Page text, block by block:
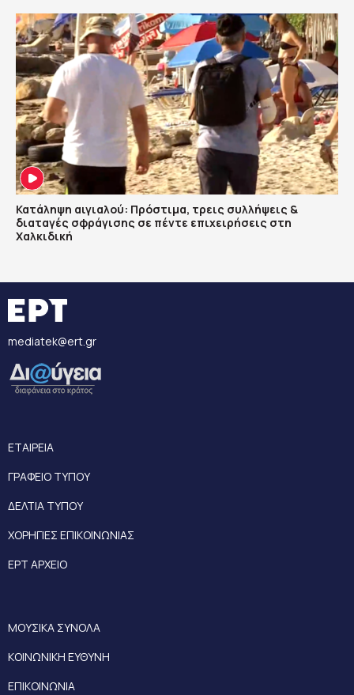
Κατάληψη αιγιαλού: Πρόστιμα, τρεις συλλήψεις &
διαταγές σφράγισης σε πέντε επιχειρήσεις στη
Χαλκιδική
mediatek@ert.gr
ΕΤΑΙΡΕΙΑ
ΓΡΑΦΕΙΟ ΤΥΠΟΥ
ΔΕΛΤΙΑ ΤΥΠΟΥ
ΧΟΡΗΓΙΕΣ ΕΠΙΚΟΙΝΩΝΙΑΣ
ΕΡΤ ΑΡΧΕΙΟ
ΜΟΥΣΙΚΑ ΣΥΝΟΛΑ
ΚΟΙΝΩΝΙΚΗ ΕΥΘΥΝΗ
ΕΠΙΚΟΙΝΩΝΙΑ